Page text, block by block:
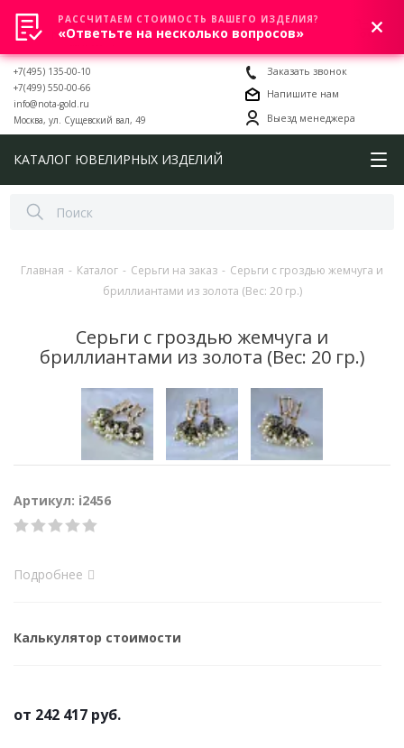
0
+7(495) 135-00-10
+7(499) 550-00-66
info@nota-gold.ru
Москва, ул. Сущевский вал, 49
Заказать звонок
Напишите нам
Выезд менеджера
КАТАЛОГ ЮВЕЛИРНЫХ ИЗДЕЛИЙ
Главная - Каталог - Серьги на заказ - Серьги с гроздью жемчуга и
бриллиантами из золота (Вес: 20 гр.)
Серьги с гроздью жемчуга и
бриллиантами из золота (Вес: 20 гр.)
Артикул: i2456
Подробнее
Калькулятор стоимости
от 242 417 руб.
РАССЧИТАЕМ СТОИМОСТЬ ВАШЕГО ИЗДЕЛИЯ?
«Ответьте на несколько вопросов»